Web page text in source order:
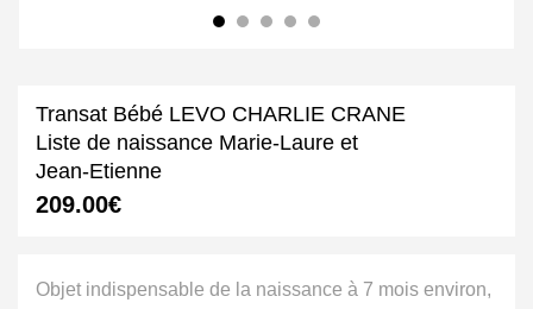
Transat Bébé LEVO CHARLIE CRANE
Liste de naissance Marie-Laure et
Jean-Etienne
209.00€
Objet indispensable de la naissance à 7 mois environ,